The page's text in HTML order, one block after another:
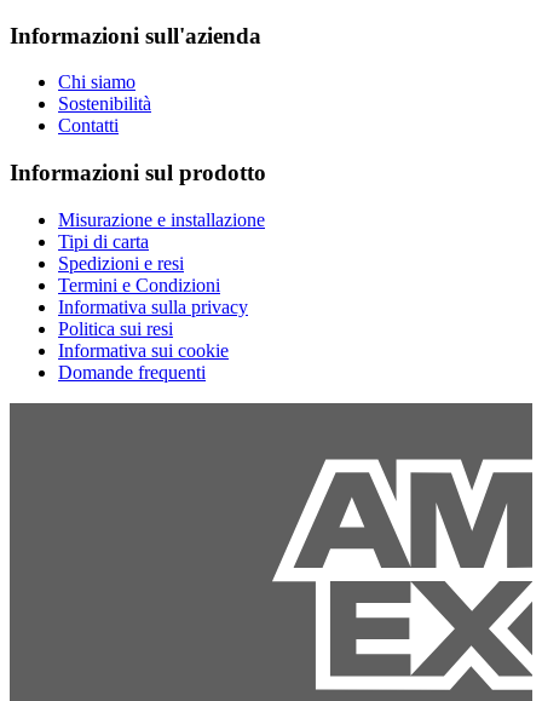
Informazioni sull'azienda
Chi siamo
Sostenibilità
Contatti
Informazioni sul prodotto
Misurazione e installazione
Tipi di carta
Spedizioni e resi
Termini e Condizioni
Informativa sulla privacy
Politica sui resi
Informativa sui cookie
Domande frequenti